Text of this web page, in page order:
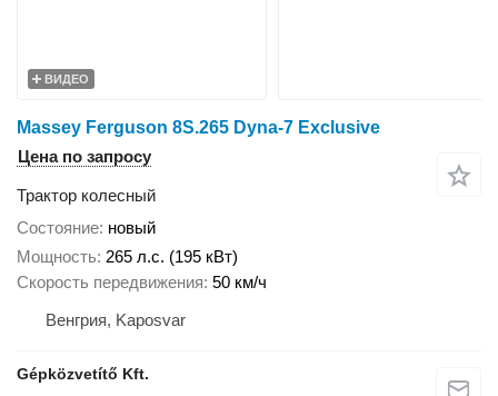
ВИДЕО
Massey Ferguson 8S.265 Dyna-7 Exclusive
Цена по запросу
Трактор колесный
Состояние новый
Мощность 265 л.с. (195 кВт)
Скорость передвижения 50 км/ч
Венгрия, Kaposvar
Gépközvetítő Kft.